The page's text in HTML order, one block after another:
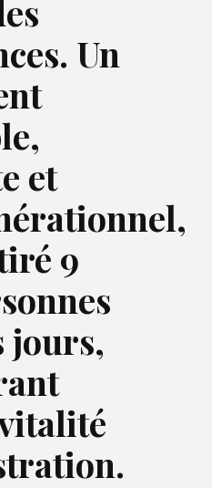
Un
et
9
jours,